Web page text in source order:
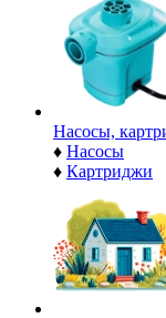
Насосы,
♦ Насосы
♦ Картриджи